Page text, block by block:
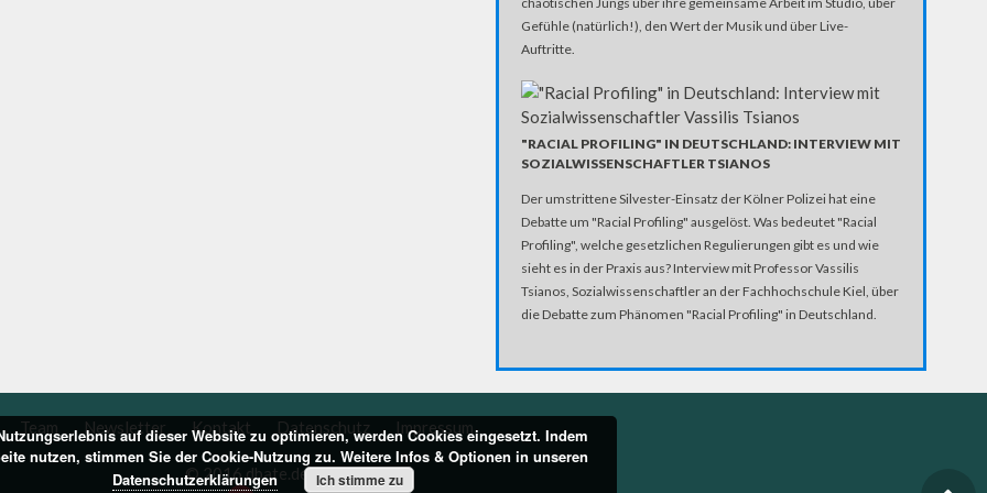
Gefühle (natürlich!), den Wert der Musik und über Live-
Auftritte.
"RACIAL PROFILING" IN DEUTSCHLAND: INTERVIEW MIT
SOZIALWISSENSCHAFTLER TSIANOS
Der umstrittene Silvester-Einsatz der Kölner Polizei hat eine
Debatte um "Racial Profiling" ausgelöst. Was bedeutet "Racial
Profiling", welche gesetzlichen Regulierungen gibt es und wie
sieht es in der Praxis aus? Interview mit Professor Vassilis
Tsianos, Sozialwissenschaftler an der Fachhochschule Kiel, über
die Debatte zum Phänomen "Racial Profiling" in Deutschland.
Team Newsletter Kontakt Datenschutz Impressum
© 2016 dbate.de
auf dieser Website zu optimieren, werden Cookies eingesetzt. Indem
nutzen, stimmen Sie der Cookie-Nutzung zu. Weitere Infos & Optionen in unseren
Datenschutzerklärungen
Ich stimme zu